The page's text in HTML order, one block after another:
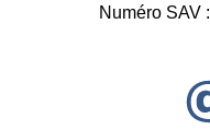
Numéro SAV :